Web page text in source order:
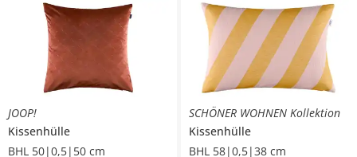
JOOP!
Kissenhülle
BHL 50|0,5|50 cm
SCHÖNER WOHNEN Kollektion
Kissenhülle
BHL 58|0,5|38 cm